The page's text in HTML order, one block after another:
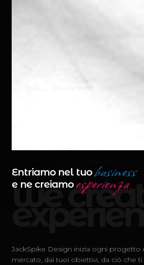
Entriamo nel tuo business
e ne creiamo esperienza
we create
JackSpike Design inizia ogni
mercato, dai tuoi obiettivi, da ciò che ti